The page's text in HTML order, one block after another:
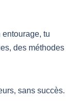
tu
des méthodes
sans succès.